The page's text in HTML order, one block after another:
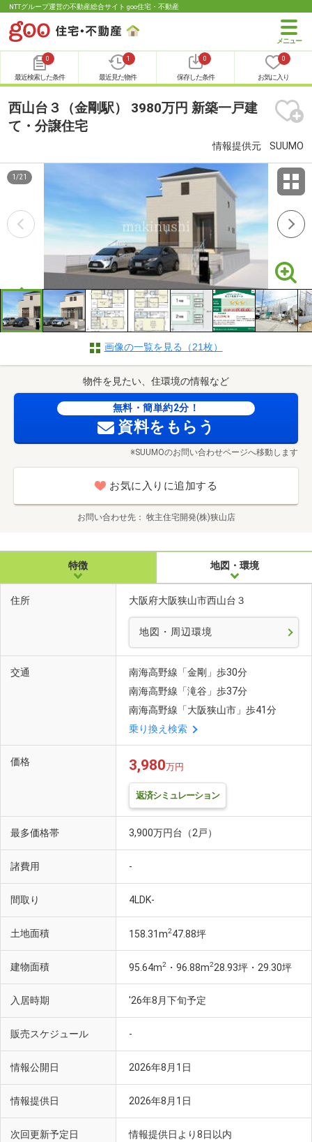
NTTグループ運営の不動産総合サイト goo住宅・不動産
0
最近検索した条件
1
最近見た物件
0
保存した条件
0
お気に入り
西山台３（金剛駅） 3980万円 新築一戸建
て・分譲住宅
情報提供元 SUUMO
1 /21
画像の一覧を見る（21枚）
物件を見たい、住環境の情報など
無料・簡単約2分！
資料をもらう
※SUUMOのお問い合わせページへ移動します
お気に入りに追加する
お問い合わせ先 牧主住宅開発(株)狭山店
特徴 地図・環境
住所 大阪府大阪狭山市西山台３
地図・周辺環境
交通
南海高野線「金剛」歩30分
南海高野線「滝谷」歩37分
南海高野線「大阪狭山市」歩41分
乗り換え検索
価格 3,980万円
返済シミュレーション
最多価格帯 3,900万円台（2戸）
諸費用 -
間取り 4LDK-
土地面積 158.31m247.88坪
建物面積 95.64m2 ・96.88m228.93坪・29.30坪
入居時期 '26年8月下旬予定
販売スケジュール -
情報公開日 2026年8月1日
情報提供日 2026年8月1日
次回更新予定日 情報提供日より8日以内